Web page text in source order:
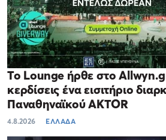
Το Lounge ήρθε στο
κερδίσεις ένα εισιτήριο
Παναθηναϊκού AKTOR
4.8.2026 ΕΛΛΑΔΑ